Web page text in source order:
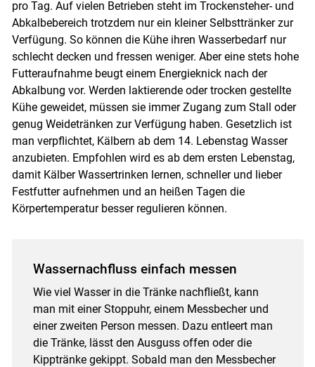
pro Tag. Auf vielen Betrieben steht im Trockensteher- und
Abkalbebereich trotzdem nur ein kleiner Selbsttränker zur
Verfügung. So können die Kühe ihren Wasserbedarf nur
schlecht decken und fressen weniger. Aber eine stets hohe
Futteraufnahme beugt einem Energieknick nach der
Abkalbung vor. Werden laktierende oder trocken gestellte
Kühe geweidet, müssen sie immer Zugang zum Stall oder
genug Weidetränken zur Verfügung haben. Gesetzlich ist
man verpflichtet, Kälbern ab dem 14. Lebenstag Wasser
anzubieten. Empfohlen wird es ab dem ersten Lebenstag,
damit Kälber Wassertrinken lernen, schneller und lieber
Festfutter aufnehmen und an heißen Tagen die
Körpertemperatur besser regulieren können.
Wassernachfluss einfach messen
Wie viel Wasser in die Tränke nachfließt, kann
man mit einer Stoppuhr, einem Messbecher und
einer zweiten Person messen. Dazu entleert man
die Tränke, lässt den Ausguss offen oder die
Kipptränke gekippt. Sobald man den Messbecher